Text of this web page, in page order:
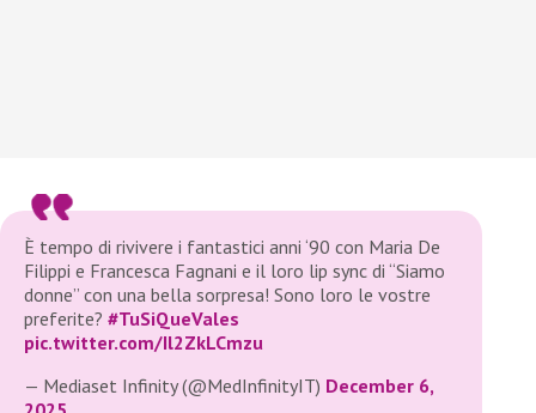
È tempo di rivivere i fantastici anni ‘90 con Maria De
Filippi e Francesca Fagnani e il loro lip sync di “Siamo
donne” con una bella sorpresa! Sono loro le vostre
preferite? #TuSiQueVales
pic.twitter.com/Il2ZkLCmzu
— Mediaset Infinity (@MedInfinityIT) December 6,